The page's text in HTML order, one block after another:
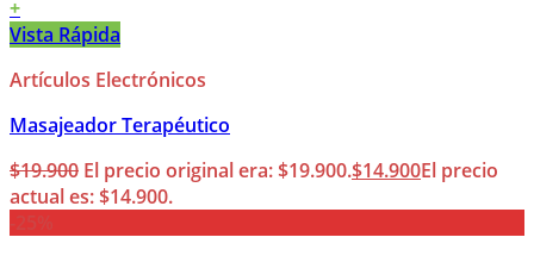
+
Vista Rápida
Artículos Electrónicos
Masajeador Terapéutico
$19.900 El precio original era: $19.900.$14.900El precio
actual es: $14.900.